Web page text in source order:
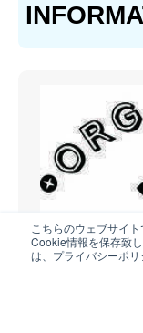
こちらのウェブサイ
Cookie情報を保存致
は、プライバシーポリ